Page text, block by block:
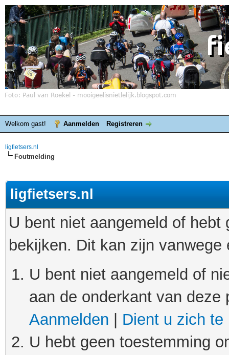
Welkom gast! Aanmelden Registreren
ligfietsers.nl
Foutmelding
ligfietsers.nl
U bent niet aangemeld of
bekijken. Dit kan zijn
U bent niet aangemeld of
aan de onderkant van
Aanmelden
Dient u zich te
U hebt geen toestemming